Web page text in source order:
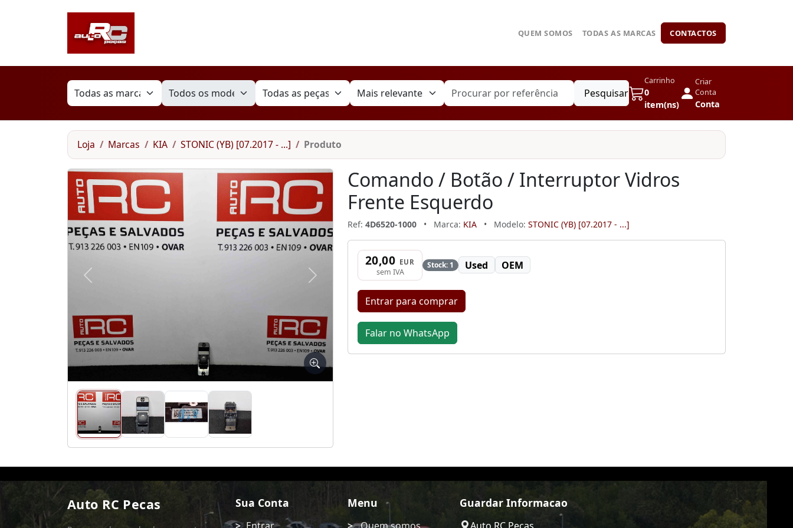
QUEM SOMOS TODAS AS MARCAS CONTACTOS
Pesquisar
Carrinho
0
item(ns)
Criar
Conta
Conta
Loja Marcas KIA STONIC (YB) [07.2017 - ...] Produto
Anterior Seguinte
Comando / Botão / Interruptor Vidros
Frente Esquerdo
Ref: 4D6520-1000 • Marca: KIA • Modelo: STONIC (YB) [07.2017 - ...]
20,00 EUR
sem IVA
Stock: 1 Used OEM
Entrar para comprar
Falar no WhatsApp
Auto RC Pecas Sua Conta Menu Guardar Informacao